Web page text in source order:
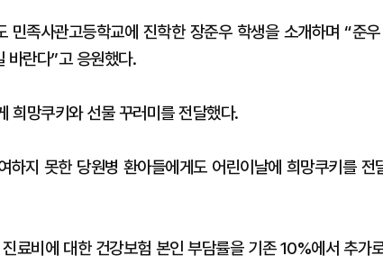
민족사관고등학교에 진학한 장준우 학생을 소개하며 “준우
바란다”고 응원했다.
희망쿠키와 선물 꾸러미를 전달했다.
하지 못한 당원병 환아들에게도 어린이날에 희망쿠키를 전
료비에 대한 건강보험 본인 부담률을 기존 10%에서 추가